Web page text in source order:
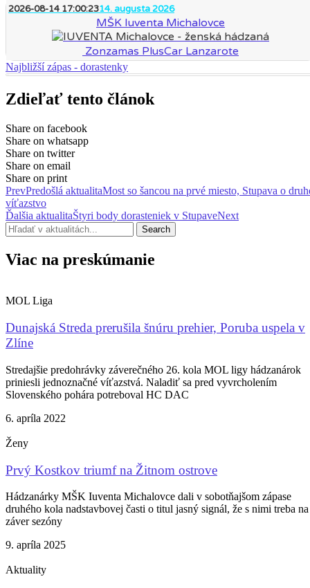
2026-08-14 17:00:2314. augusta 2026
MŠK Iuventa Michalovce
Zonzamas PlusCar Lanzarote
Najbližší zápas - dorastenky
Zdieľať tento článok
Share on facebook
Share on whatsapp
Share on twitter
Share on email
Share on print
PrevPredošlá aktualitaMost so šancou na prvé miesto, Stupava o
víťazstvo
Ďalšia aktualitaŠtyri body dorasteniek v StupaveNext
Search
Viac na preskúmanie
MOL Liga
Dunajská Streda prerušila šnúru prehier, Poruba uspela v
Zlíne
Stredajšie predohrávky záverečného 26. kola MOL ligy hádzanárok
priniesli jednoznačné víťazstvá. Naladiť sa pred vyvrcholením
Slovenského pohára potreboval HC DAC
6. apríla 2022
Ženy
Prvý Kostkov triumf na Žitnom ostrove
Hádzanárky MŠK Iuventa Michalovce dali v sobotňajšom zápase
druhého kola nadstavbovej časti o titul jasný signál, že s nimi treba na
záver sezóny
9. apríla 2025
Aktuality